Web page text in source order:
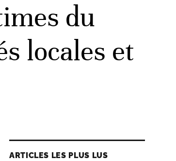
du
locales et
ARTICLES LES PLUS LUS